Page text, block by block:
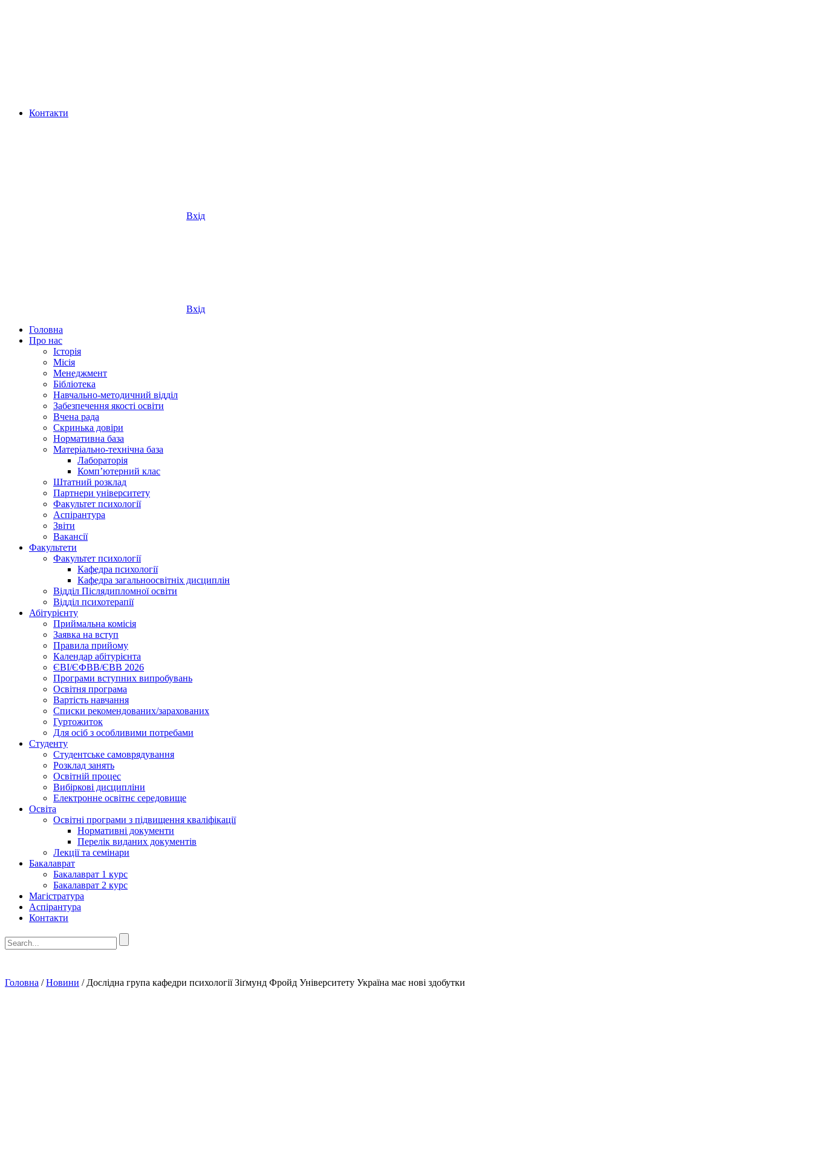
Контакти
Вхід
Вхід
Головна
Про нас
Історія
Місія
Менеджмент
Бібліотека
Навчально-методичний відділ
Забезпечення якості освіти
Вчена рада
Скринька довіри
Нормативна база
Матеріально-технічна база
Лабораторія
Компʼютерний клас
Штатний розклад
Партнери університету
Факультет психології
Аспірантура
Звіти
Вакансії
Факультети
Факультет психології
Кафедра психології
Кафедра загальноосвітніх дисциплін
Відділ Післядипломної освіти
Відділ психотерапії
Абітурієнту
Приймальна комісія
Заявка на вступ
Правила прийому
Календар абітурієнта
ЄВІ/ЄФВВ/ЄВВ 2026
Програми вступних випробувань
Освітня програма
Вартість навчання
Списки рекомендованих/зарахованих
Гуртожиток
Для осіб з особливими потребами
Студенту
Студентське самоврядування
Розклад занять
Освітній процес
Вибіркові дисципліни
Електронне освітнє середовище
Освіта
Освітні програми з підвищення кваліфікації
Нормативні документи
Перелік виданих документів
Лекції та семінари
Бакалаврат
Бакалаврат 1 курс
Бакалаврат 2 курс
Магістратура
Аспірантура
Контакти
Головна /Новини / Дослідна група кафедри психології Зіґмунд Фройд Університету Україна має нові здобутки